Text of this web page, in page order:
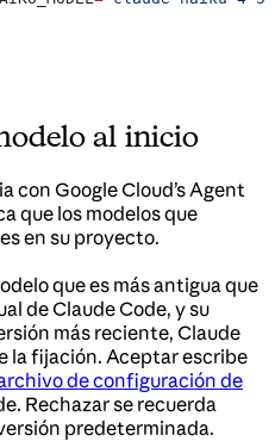
al inicio
con Google Cloud’s Agent
que los modelos que
en su proyecto.
que es más antigua que
de Claude Code, y su
más reciente, Claude
la fijación. Aceptar escribe
de configuración de
Rechazar se recuerda
predeterminada.